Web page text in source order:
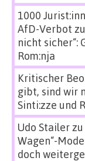
1000
AfD-Verbot zu
nicht sicher“:
Rom:nja
Kritischer
gibt, sind wir
Sinti:zze und
Udo Stailerzu
Wagen“-
doch